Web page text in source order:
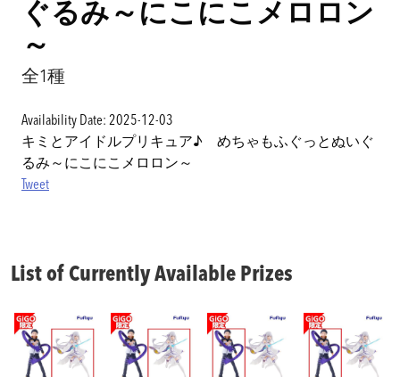
ぐるみ～にこにこメロロン
～
全1種
Availability Date: 2025-12-03
キミとアイドルプリキュア♪ めちゃもふぐっとぬいぐ
るみ～にこにこメロロン～
Tweet
List of Currently Available Prizes